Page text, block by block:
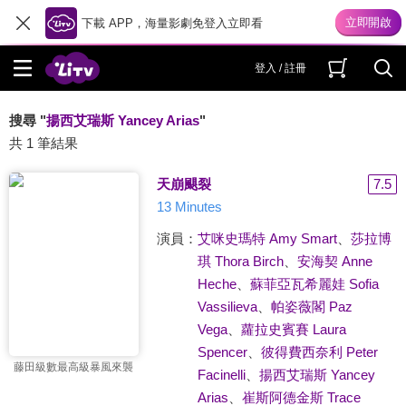
下載 APP，海量影劇免登入立即看
登入 / 註冊
搜尋 "揚西艾瑞斯 Yancey Arias"
共 1 筆結果
藤田級數最高級暴風來襲
天崩颶裂
7.5
13 Minutes
演員： 艾咪史瑪特 Amy Smart、 莎拉博
琪 Thora Birch、 安海契 Anne
Heche、 蘇菲亞瓦希麗娃 Sofia
Vassilieva、 帕姿薇閣 Paz
Vega、 蘿拉史賓賽 Laura
Spencer、 彼得費西奈利 Peter
Facinelli、 揚西艾瑞斯 Yancey
Arias
崔斯阿德金斯 Trace